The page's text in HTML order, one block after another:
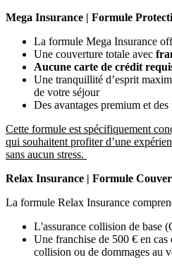
Mega Insurance | Formule
La formule Mega Insurance
Une couverture totale avec
Aucune carte de crédit
Une tranquillité d’esprit
de votre séjour
Des avantages premium et
Cette formule est spécifiquement
qui souhaitent profiter d’une
sans aucun stress.
Relax Insurance | Formule
La formule Relax Insurance
L'assurance collision de base
Une franchise de 500 € en cas
collision ou de dommages au